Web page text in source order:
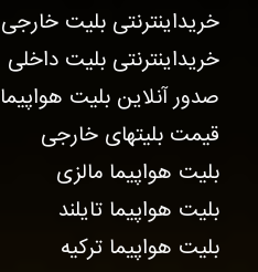
خریداینترنتی بلیت خارجی
خریداینترنتی بلیت داخلی
صدور آنلاین بلیت هواپیما
قیمت بلیتهای خارجی
بلیت هواپیما مالزی
بلیت هواپیما تایلند
بلیت هواپیما ترکیه